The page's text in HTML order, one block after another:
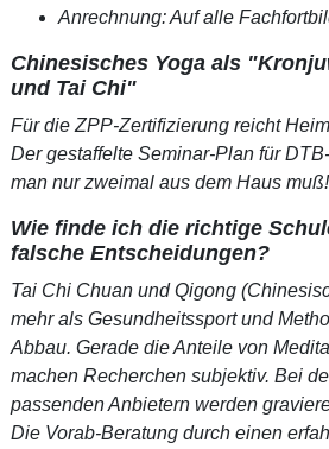
Anrechnung: Auf alle
Chinesisches Yoga als
und Tai Chi"
Für die ZPP-Zertifizierung reicht
Der gestaffelte Seminar-Plan für
man nur zweimal aus dem Haus muß!
Wie finde ich die richtige
falsche Entscheidungen?
Tai Chi Chuan und Qigong
mehr als Gesundheitssport und
Abbau. Gerade die Anteile von
machen Recherchen subjektiv. Bei
passenden Anbietern werden
Die Vorab-Beratung durch einen